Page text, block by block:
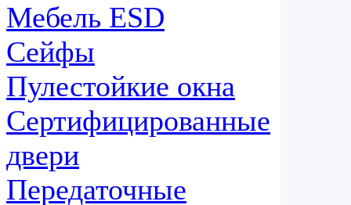
Мебель ESD
Сейфы
Пулестойкие окна
Сертифицированные
двери
Передаточные